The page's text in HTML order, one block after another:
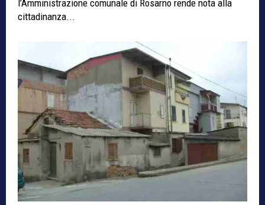
l’Amministrazione comunale di Rosarno rende nota alla
cittadinanza...